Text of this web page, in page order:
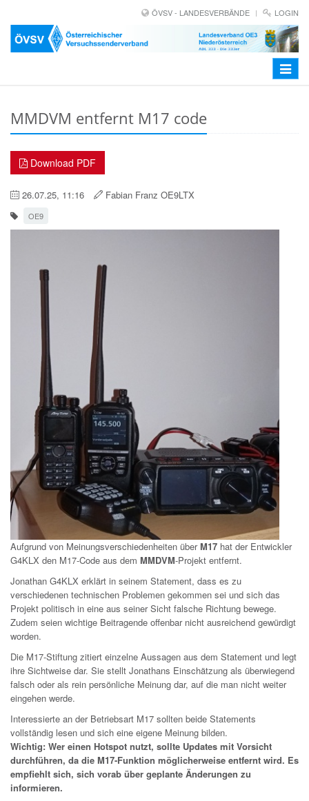
ÖVSV - LANDESVERBÄNDE LOGIN
Toggle
MMDVM entfernt M17 code
Download PDF
26.07.25, 11:16 Fabian Franz OE9LTX
OE9
Aufgrund von Meinungsverschiedenheiten überM17 hat der Entwickler
G4KLX den M17-Code aus dem MMDVM-Projekt entfernt.
Jonathan G4KLX erklärt in seinem Statement, dass es zu
verschiedenen technischen Problemen gekommen sei und sich das
Projekt politisch in eine aus seiner Sicht falsche Richtung bewege.
Zudem seien wichtige Beitragende offenbar nicht ausreichend gewürdigt
worden.
Die M17-Stiftung zitiert einzelne Aussagen aus dem Statement und legt
ihre Sichtweise dar. Sie stellt Jonathans Einschätzung als überwiegend
falsch oder als rein persönliche Meinung dar, auf die man nicht weiter
eingehen werde.
Interessierte an der Betriebsart M17 sollten beide Statements
vollständig lesen und sich eine eigene Meinung bilden.
Wichtig: Wer einen Hotspot nutzt, sollte Updates mit Vorsicht
durchführen, da die M17-Funktion möglicherweise entfernt wird. Es
empfiehlt sich, sich vorab über geplante Änderungen zu
informieren.